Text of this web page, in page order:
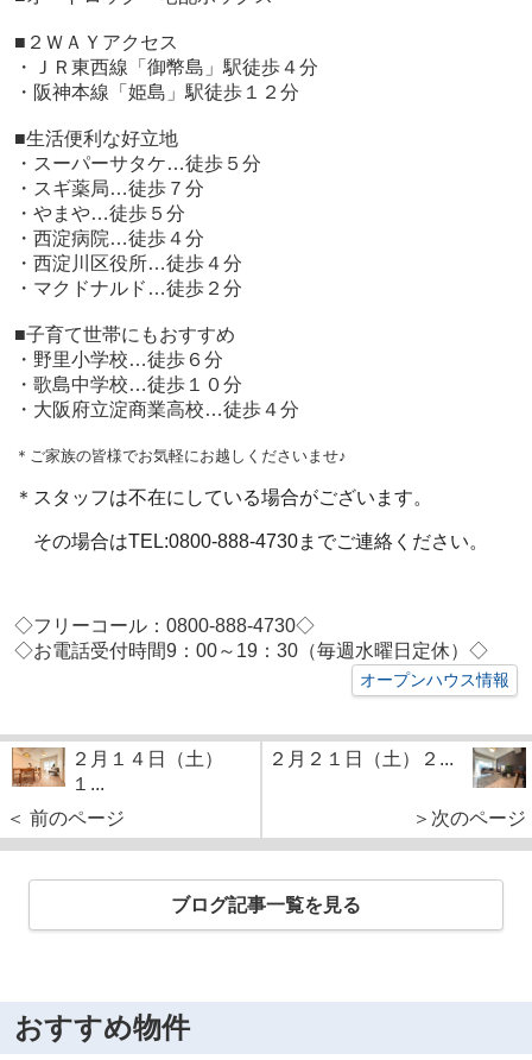
■２ＷＡＹアクセス
・ＪＲ東西線「御幣島」駅徒歩４分
・阪神本線「姫島」駅徒歩１２分
■生活便利な好立地
・スーパーサタケ…徒歩５分
・スギ薬局…徒歩７分
・やまや…徒歩５分
・西淀病院…徒歩４分
・西淀川区役所…徒歩４分
・マクドナルド…徒歩２分
■子育て世帯にもおすすめ
・野里小学校…徒歩６分
・歌島中学校…徒歩１０分
・大阪府立淀商業高校…徒歩４分
＊ご家族の皆様でお気軽にお越しくださいませ♪
＊スタッフは不在にしている場合がございます。
その場合はTEL:0800-888-4730までご連絡ください。
◇フリーコール：0800-888-4730◇
◇お電話受付時間9：00～19：30（毎週水曜日定休）◇
オープンハウス情報
２月１４日（土）
１...
＜ 前のページ
２月２１日（土）２...
＞次のページ
ブログ記事一覧を見る
おすすめ物件